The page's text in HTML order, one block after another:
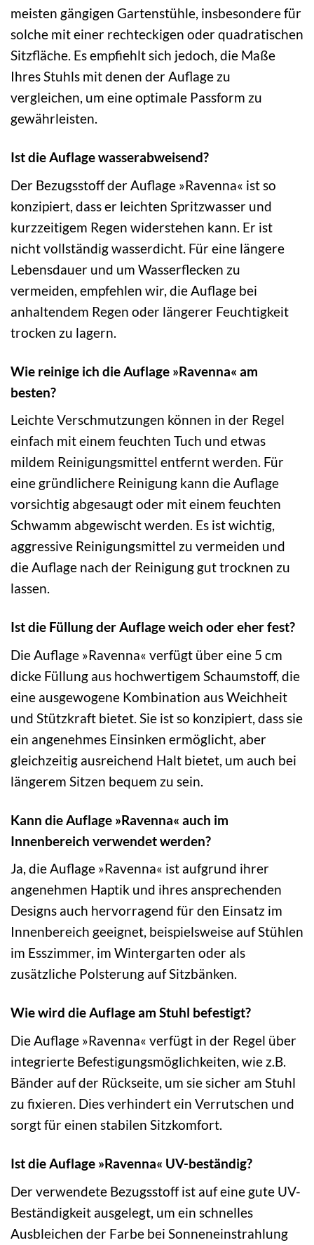
meisten gängigen Gartenstühle, insbesondere für
solche mit einer rechteckigen oder quadratischen
Sitzfläche. Es empfiehlt sich jedoch, die Maße
Ihres Stuhls mit denen der Auflage zu
vergleichen, um eine optimale Passform zu
gewährleisten.
Ist die Auflage wasserabweisend?
Der Bezugsstoff der Auflage »Ravenna« ist so
konzipiert, dass er leichten Spritzwasser und
kurzzeitigem Regen widerstehen kann. Er ist
nicht vollständig wasserdicht. Für eine längere
Lebensdauer und um Wasserflecken zu
vermeiden, empfehlen wir, die Auflage bei
anhaltendem Regen oder längerer Feuchtigkeit
trocken zu lagern.
Wie reinige ich die Auflage »Ravenna« am
besten?
Leichte Verschmutzungen können in der Regel
einfach mit einem feuchten Tuch und etwas
mildem Reinigungsmittel entfernt werden. Für
eine gründlichere Reinigung kann die Auflage
vorsichtig abgesaugt oder mit einem feuchten
Schwamm abgewischt werden. Es ist wichtig,
aggressive Reinigungsmittel zu vermeiden und
die Auflage nach der Reinigung gut trocknen zu
lassen.
Ist die Füllung der Auflage weich oder eher fest?
Die Auflage »Ravenna« verfügt über eine 5 cm
dicke Füllung aus hochwertigem Schaumstoff, die
eine ausgewogene Kombination aus Weichheit
und Stützkraft bietet. Sie ist so konzipiert, dass sie
ein angenehmes Einsinken ermöglicht, aber
gleichzeitig ausreichend Halt bietet, um auch bei
längerem Sitzen bequem zu sein.
Kann die Auflage »Ravenna« auch im
Innenbereich verwendet werden?
Ja, die Auflage »Ravenna« ist aufgrund ihrer
angenehmen Haptik und ihres ansprechenden
Designs auch hervorragend für den Einsatz im
Innenbereich geeignet, beispielsweise auf Stühlen
im Esszimmer, im Wintergarten oder als
zusätzliche Polsterung auf Sitzbänken.
Wie wird die Auflage am Stuhl befestigt?
Die Auflage »Ravenna« verfügt in der Regel über
integrierte Befestigungsmöglichkeiten, wie z.B.
Bänder auf der Rückseite, um sie sicher am Stuhl
zu fixieren. Dies verhindert ein Verrutschen und
sorgt für einen stabilen Sitzkomfort.
Ist die Auflage »Ravenna« UV-beständig?
Der verwendete Bezugsstoff ist auf eine gute UV-
Beständigkeit ausgelegt, um ein schnelles
Ausbleichen der Farbe bei Sonneneinstrahlung